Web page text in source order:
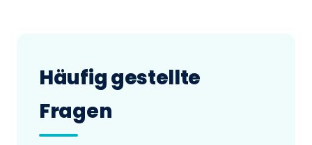
Häufig gestellte
Fragen